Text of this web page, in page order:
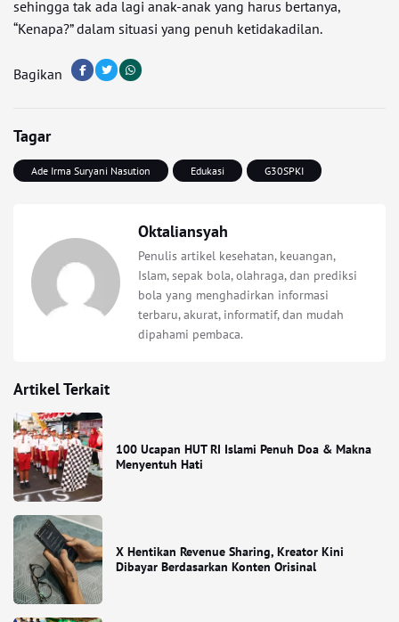
sehingga tak ada lagi anak-anak yang harus bertanya,
“Kenapa?” dalam situasi yang penuh ketidakadilan.
Bagikan
Tagar
Ade Irma Suryani Nasution Edukasi G30SPKI
Oktaliansyah
Penulis artikel kesehatan, keuangan,
Islam, sepak bola, olahraga, dan prediksi
bola yang menghadirkan informasi
terbaru, akurat, informatif, dan mudah
dipahami pembaca.
Artikel Terkait
100 Ucapan HUT RI Islami Penuh Doa & Makna
Menyentuh Hati
X Hentikan Revenue Sharing, Kreator Kini
Dibayar Berdasarkan Konten Orisinal